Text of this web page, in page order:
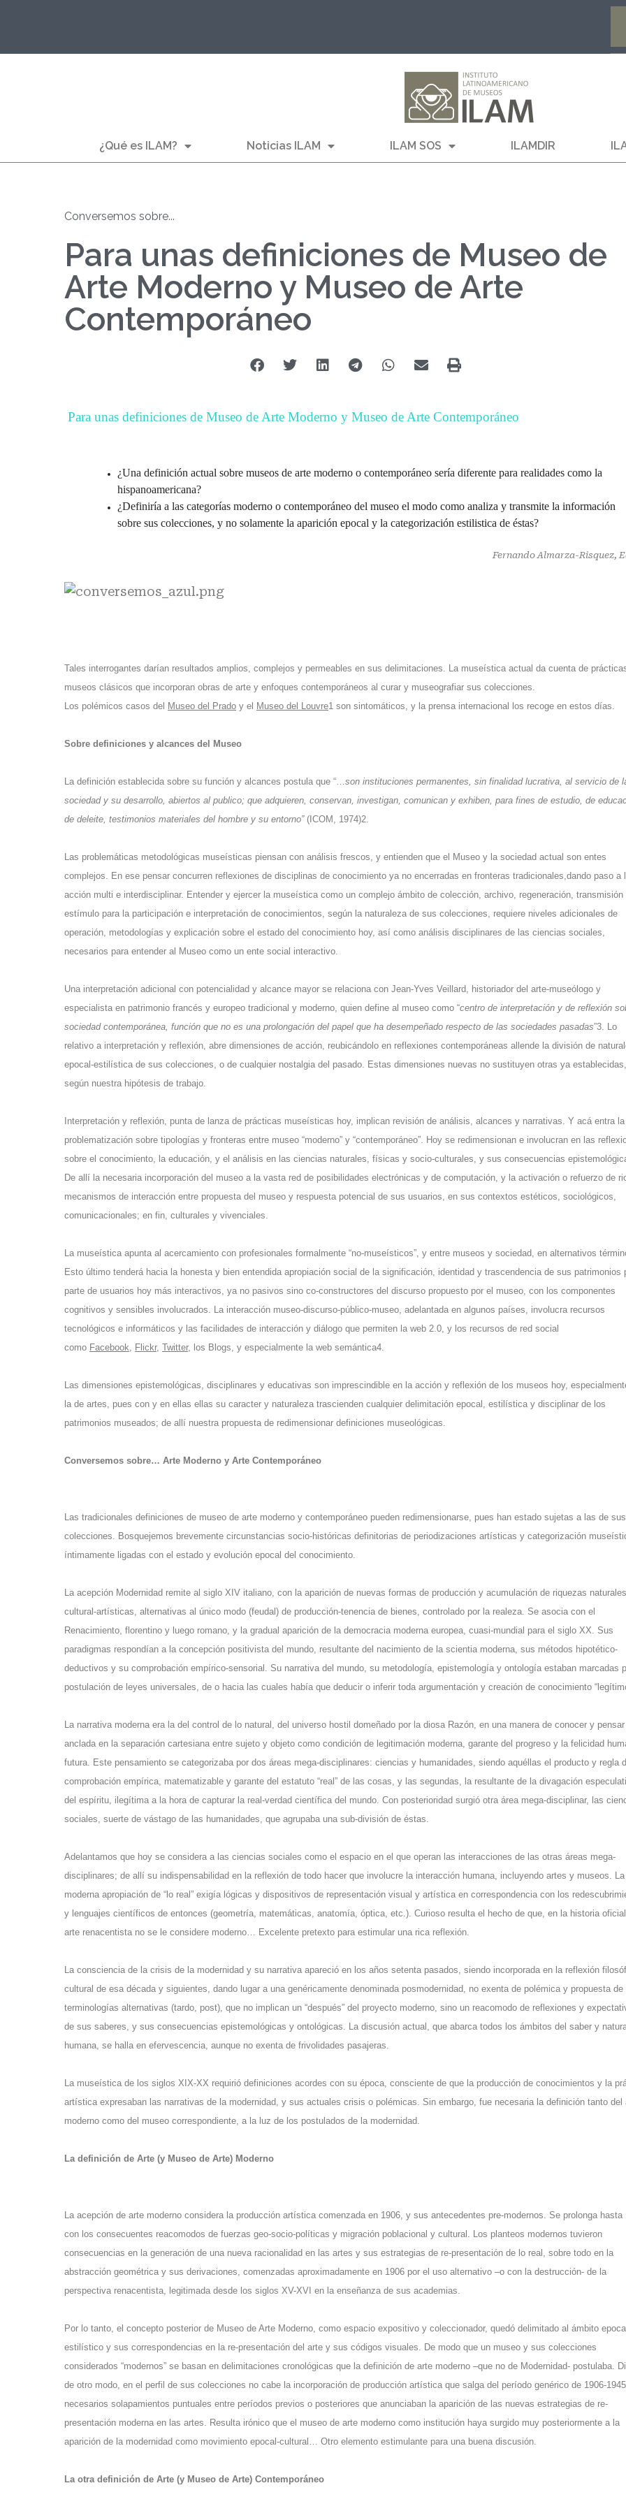
¿Qué es ILAM? Noticias ILAM ILAM SOS ILAMDIR
Conversemos sobre...
Para unas definiciones de Museo de
Arte Moderno y Museo de Arte
Contemporáneo
Para unas definiciones de Museo de Arte Moderno y Museo de Arte Contemporáneo
¿Una definición actual sobre museos de arte moderno o contemporáneo sería diferente para realidades como la
hispanoamericana?
¿Definiría a las categorías moderno o contemporáneo del museo el modo como analiza y transmite la información
sobre sus colecciones, y no solamente la aparición epocal y la categorización estilistica de éstas?
Fernando Almarza-Risquez,
Tales interrogantes darían resultados amplios, complejos y permeables en sus delimitaciones. La museística actual da cuenta de
museos clásicos que incorporan obras de arte y enfoques contemporáneos al curar y museografiar sus colecciones.
Los polémicos casos del Museo del Prado y el Museo del Louvre1 son sintomáticos, y la prensa internacional los recoge en estos días.
Sobre definiciones y alcances del Museo
La definición establecida sobre su función y alcances postula que “…son instituciones permanentes, sin finalidad lucrativa, al servicio de
sociedad y su desarrollo, abiertos al publico; que adquieren, conservan, investigan, comunican y exhiben, para fines de estudio, de
de deleite, testimonios materiales del hombre y su entorno”(ICOM, 1974)2.
Las problemáticas metodológicas museísticas piensan con análisis frescos, y entienden que el Museo y la sociedad actual son entes
complejos. En ese pensar concurren reflexiones de disciplinas de conocimiento ya no encerradas en fronteras tradicionales,dando paso a
acción multi e interdisciplinar. Entender y ejercer la museística como un complejo ámbito de colección, archivo, regeneración, transmisión
estímulo para la participación e interpretación de conocimientos, según la naturaleza de sus colecciones, requiere niveles adicionales de
operación, metodologías y explicación sobre el estado del conocimiento hoy, así como análisis disciplinares de las ciencias sociales,
necesarios para entender al Museo como un ente social interactivo.
Una interpretación adicional con potencialidad y alcance mayor se relaciona con Jean-Yves Veillard, historiador del arte-museólogo y
especialista en patrimonio francés y europeo tradicional y moderno, quien define al museo como “centro de interpretación y de reflexión
sociedad contemporánea, función que no es una prolongación del papel que ha desempeñado respecto de las sociedades pasadas”3. Lo
relativo a interpretación y reflexión, abre dimensiones de acción, reubicándolo en reflexiones contemporáneas allende la división de
epocal-estilística de sus colecciones, o de cualquier nostalgia del pasado. Estas dimensiones nuevas no sustituyen otras ya establecidas,
según nuestra hipótesis de trabajo.
Interpretación y reflexión, punta de lanza de prácticas museísticas hoy, implican revisión de análisis, alcances y narrativas. Y acá entra la
problematización sobre tipologías y fronteras entre museo “moderno” y “contemporáneo”. Hoy se redimensionan e involucran en las
sobre el conocimiento, la educación, y el análisis en las ciencias naturales, físicas y socio-culturales, y sus consecuencias
De allí la necesaria incorporación del museo a la vasta red de posibilidades electrónicas y de computación, y la activación o refuerzo de
mecanismos de interacción entre propuesta del museo y respuesta potencial de sus usuarios, en sus contextos estéticos, sociológicos,
comunicacionales; en fin, culturales y vivenciales.
La museística apunta al acercamiento con profesionales formalmente “no-museísticos”, y entre museos y sociedad, en alternativos
Esto último tenderá hacia la honesta y bien entendida apropiación social de la significación, identidad y trascendencia de sus patrimonios
parte de usuarios hoy más interactivos, ya no pasivos sino co-constructores del discurso propuesto por el museo, con los componentes
cognitivos y sensibles involucrados. La interacción museo-discurso-público-museo, adelantada en algunos países, involucra recursos
tecnológicos e informáticos y las facilidades de interacción y diálogo que permiten la web 2.0, y los recursos de red social
como Facebook, Flickr, Twitter, los Blogs, y especialmente la web semántica4.
Las dimensiones epistemológicas, disciplinares y educativas son imprescindible en la acción y reflexión de los museos hoy,
la de artes, pues con y en ellas ellas su caracter y naturaleza trascienden cualquier delimitación epocal, estilística y disciplinar de los
patrimonios museados; de allí nuestra propuesta de redimensionar definiciones museológicas.
Conversemos sobre… Arte Moderno y Arte Contemporáneo
Las tradicionales definiciones de museo de arte moderno y contemporáneo pueden redimensionarse, pues han estado sujetas a las de sus
colecciones. Bosquejemos brevemente circunstancias socio-históricas definitorias de periodizaciones artísticas y categorización
íntimamente ligadas con el estado y evolución epocal del conocimiento.
La acepción Modernidad remite al siglo XIV italiano, con la aparición de nuevas formas de producción y acumulación de riquezas
cultural-artísticas, alternativas al único modo (feudal) de producción-tenencia de bienes, controlado por la realeza. Se asocia con el
Renacimiento, florentino y luego romano, y la gradual aparición de la democracia moderna europea, cuasi-mundial para el siglo XX. Sus
paradigmas respondían a la concepción positivista del mundo, resultante del nacimiento de la scientia moderna, sus métodos hipotético-
deductivos y su comprobación empírico-sensorial. Su narrativa del mundo, su metodología, epistemología y ontología estaban marcadas
postulación de leyes universales, de o hacia las cuales había que deducir o inferir toda argumentación y creación de conocimiento
La narrativa moderna era la del control de lo natural, del universo hostil domeñado por la diosa Razón, en una manera de conocer y pensar
anclada en la separación cartesiana entre sujeto y objeto como condición de legitimación moderna, garante del progreso y la felicidad
futura. Este pensamiento se categorizaba por dos áreas mega-disciplinares: ciencias y humanidades, siendo aquéllas el producto y regla
comprobación empírica, matematizable y garante del estatuto “real” de las cosas, y las segundas, la resultante de la divagación
del espíritu, ilegítima a la hora de capturar la real-verdad científica del mundo. Con posterioridad surgió otra área mega-disciplinar, las
sociales, suerte de vástago de las humanidades, que agrupaba una sub-división de éstas.
Adelantamos que hoy se considera a las ciencias sociales como el espacio en el que operan las interacciones de las otras áreas mega-
disciplinares; de allí su indispensabilidad en la reflexión de todo hacer que involucre la interacción humana, incluyendo artes y museos. La
moderna apropiación de “lo real” exigía lógicas y dispositivos de representación visual y artística en correspondencia con los
y lenguajes científicos de entonces (geometría, matemáticas, anatomía, óptica, etc.). Curioso resulta el hecho de que, en la historia
arte renacentista no se le considere moderno… Excelente pretexto para estimular una rica reflexión.
La consciencia de la crisis de la modernidad y su narrativa apareció en los años setenta pasados, siendo incorporada en la reflexión
cultural de esa década y siguientes, dando lugar a una genéricamente denominada posmodernidad, no exenta de polémica y propuesta de
terminologías alternativas (tardo, post), que no implican un “después” del proyecto moderno, sino un reacomodo de reflexiones y
de sus saberes, y sus consecuencias epistemológicas y ontológicas. La discusión actual, que abarca todos los ámbitos del saber y
humana, se halla en efervescencia, aunque no exenta de frivolidades pasajeras.
La museística de los siglos XIX-XX requirió definiciones acordes con su época, consciente de que la producción de conocimientos y la
artística expresaban las narrativas de la modernidad, y sus actuales crisis o polémicas. Sin embargo, fue necesaria la definición tanto del
moderno como del museo correspondiente, a la luz de los postulados de la modernidad.
La definición de Arte (y Museo de Arte) Moderno
La acepción de arte moderno considera la producción artística comenzada en 1906, y sus antecedentes pre-modernos. Se prolonga hasta
con los consecuentes reacomodos de fuerzas geo-socio-políticas y migración poblacional y cultural. Los planteos modernos tuvieron
consecuencias en la generación de una nueva racionalidad en las artes y sus estrategias de re-presentación de lo real, sobre todo en la
abstracción geométrica y sus derivaciones, comenzadas aproximadamente en 1906 por el uso alternativo –o con la destrucción- de la
perspectiva renacentista, legitimada desde los siglos XV-XVI en la enseñanza de sus academias.
Por lo tanto, el concepto posterior de Museo de Arte Moderno, como espacio expositivo y coleccionador, quedó delimitado al ámbito
estilístico y sus correspondencias en la re-presentación del arte y sus códigos visuales. De modo que un museo y sus colecciones
considerados “modernos” se basan en delimitaciones cronológicas que la definición de arte moderno –que no de Modernidad- postulaba.
de otro modo, en el perfil de sus colecciones no cabe la incorporación de producción artística que salga del período genérico de 1906-
necesarios solapamientos puntuales entre períodos previos o posteriores que anunciaban la aparición de las nuevas estrategias de re-
presentación moderna en las artes. Resulta irónico que el museo de arte moderno como institución haya surgido muy posteriormente a la
aparición de la modernidad como movimiento epocal-cultural… Otro elemento estimulante para una buena discusión.
La otra definición de Arte (y Museo de Arte) Contemporáneo